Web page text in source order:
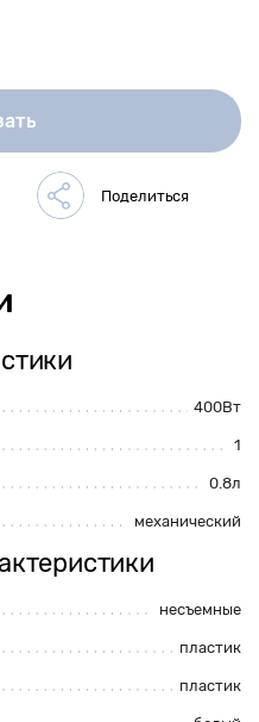
400Вт
1
0.8л
механический
несъемные
пластик
пластик